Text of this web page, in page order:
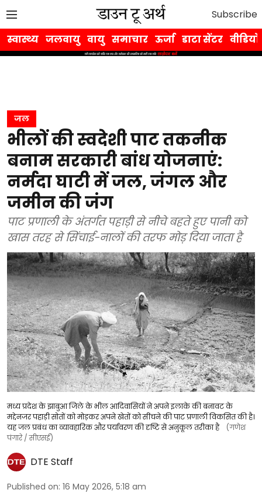
Subscribe
स्वास्थ्य जलवायु वायु समाचार ऊर्जा डाटा सेंटर वीडियो
जल
भीलों की स्वदेशी पाट तकनीक
बनाम सरकारी बांध योजनाएं:
नर्मदा घाटी में जल, जंगल और
जमीन की जंग
पाट प्रणाली के अंतर्गत पहाड़ी से नीचे बहते हुए पानी को
खास तरह से सिंचाई-नालों की तरफ मोड़ दिया जाता है
मध्य प्रदेश के झाबुआ जिले के भील आदिवासियों ने अपने इलाके की बनावट के
मद्देनजर पहाड़ी सोतों को मोड़कर अपने खेतों को सींचने की पाट प्रणाली विकसित की है।
यह जल प्रबंध का व्यावहारिक और पर्यावरण की दृष्टि से अनुकूल तरीका है
(गणेश
पंगारे / सीएसई)
DTE Staff
Published on: 16 May 2026, 5:18 am